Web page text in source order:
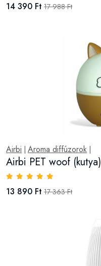
14 390 Ft 17 988 Ft
Airbi Aroma diffúzorok
Airbi PET woof (kutya)
13 890 Ft 17 363 Ft